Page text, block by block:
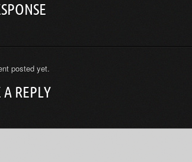
posted yet.
A REPLY